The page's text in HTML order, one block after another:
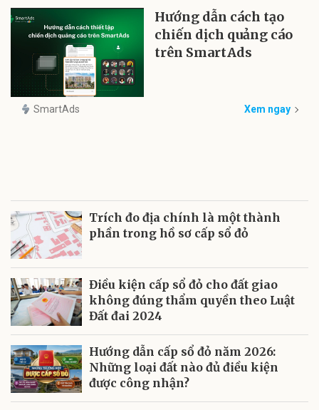
Hướng dẫn cách tạo
chiến dịch quảng cáo
trên SmartAds
SmartAds Xem ngay
Trích đo địa chính là một thành
phần trong hồ sơ cấp sổ đỏ
Điều kiện cấp sổ đỏ cho đất giao
không đúng thẩm quyền theo Luật
Đất đai 2024
Hướng dẫn cấp sổ đỏ năm 2026:
Những loại đất nào đủ điều kiện
được công nhận?